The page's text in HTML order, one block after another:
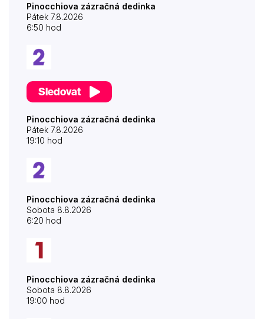
Pinocchiova zázračná dedinka
Pátek 7.8.2026
6:50 hod
Sledovat
Pinocchiova zázračná dedinka
Pátek 7.8.2026
19:10 hod
Pinocchiova zázračná dedinka
Sobota 8.8.2026
6:20 hod
Pinocchiova zázračná dedinka
Sobota 8.8.2026
19:00 hod